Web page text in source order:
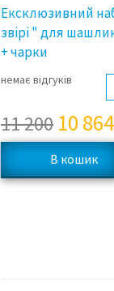
Ексклюзивний
звірі " для
+ чарки
немає відгуків
11 200 10 864